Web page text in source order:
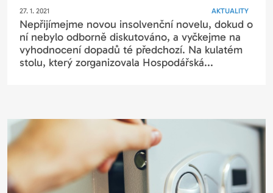
27. 1. 2021 AKTUALITY
Nepřijímejme novou insolvenční novelu, dokud o
ní nebylo odborně diskutováno, a vyčkejme na
vyhodnocení dopadů té předchozí. Na kulatém
stolu, který zorganizovala Hospodářská...